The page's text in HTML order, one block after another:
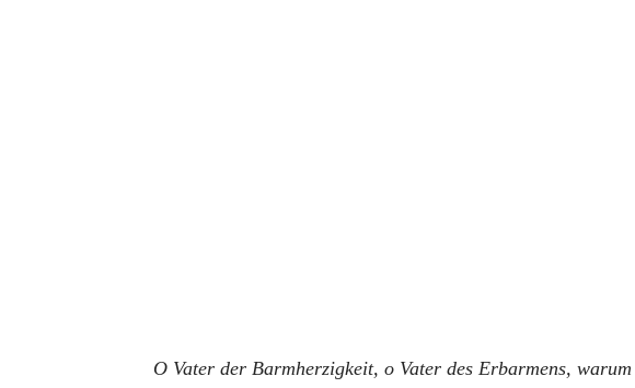
O Vater der Barmherzigkeit, o Vater des Erbarmens,